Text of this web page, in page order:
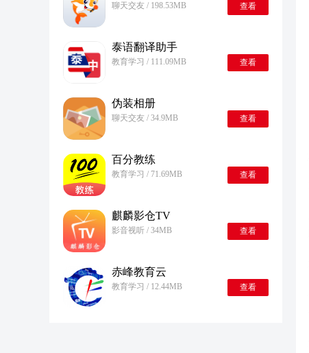
聊天交友 / 198.53MB 查看
泰语翻译助手
教育学习 / 111.09MB 查看
伪装相册
聊天交友 / 34.9MB 查看
百分教练
教育学习 / 71.69MB 查看
麒麟影仓TV
影音视听 / 34MB 查看
赤峰教育云
教育学习 / 12.44MB 查看